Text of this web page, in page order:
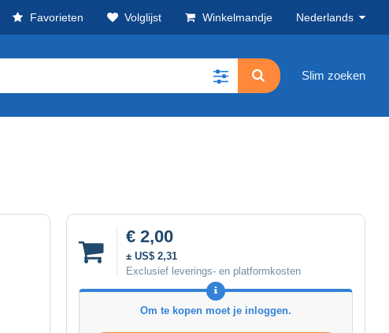
Favorieten Volglijst Winkelmandje Nederlands
Slim zoeken
€ 2,00
± US$ 2,31
Exclusief leverings- en platformkosten
Om te kopen moet je inloggen.